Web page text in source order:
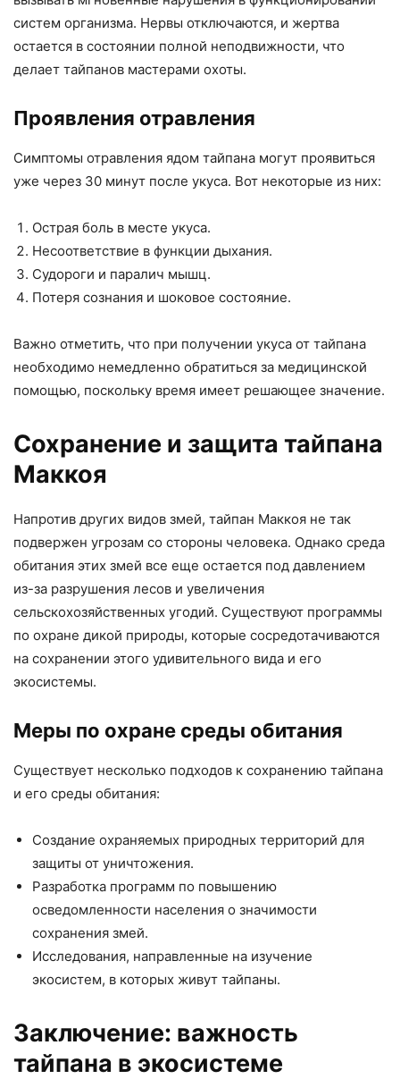
систем организма. Нервы отключаются, и жертва
остается в состоянии полной неподвижности, что
делает тайпанов мастерами охоты.
Проявления отравления
Симптомы отравления ядом тайпана могут проявиться
уже через 30 минут после укуса. Вот некоторые из них:
Острая боль в месте укуса.
Несоответствие в функции дыхания.
Судороги и паралич мышц.
Потеря сознания и шоковое состояние.
Важно отметить, что при получении укуса от тайпана
необходимо немедленно обратиться за медицинской
помощью, поскольку время имеет решающее значение.
Сохранение и защита тайпана
Маккоя
Напротив других видов змей, тайпан Маккоя не так
подвержен угрозам со стороны человека. Однако среда
обитания этих змей все еще остается под давлением
из-за разрушения лесов и увеличения
сельскохозяйственных угодий. Существуют программы
по охране дикой природы, которые сосредотачиваются
на сохранении этого удивительного вида и его
экосистемы.
Меры по охране среды обитания
Существует несколько подходов к сохранению тайпана
и его среды обитания:
Создание охраняемых природных территорий для
защиты от уничтожения.
Разработка программ по повышению
осведомленности населения о значимости
сохранения змей.
Исследования, направленные на изучение
экосистем, в которых живут тайпаны.
Заключение: важность
тайпана в экосистеме